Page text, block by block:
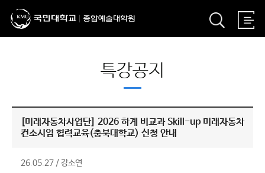
특강공지
[미래자동차사업단] 2026 하계 비교과 Skill-up 미래자동차
컨소시엄 협력교육(충북대학교) 신청 안내
26.05.27 / 강소연